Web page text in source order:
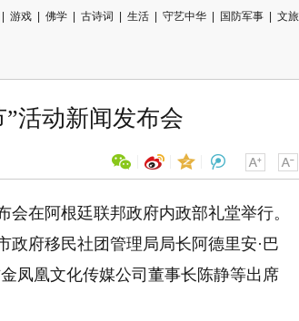
游戏 佛学 古诗词 生活 守艺中华 国防军事 文旅
”活动新闻发布会
用微信扫描二维码
分享至好友和朋友圈
会在阿根廷联邦政府内政部礼堂举行。
府移民社团管理局局长阿德里安·巴
凤凰文化传媒公司董事长陈静等出席